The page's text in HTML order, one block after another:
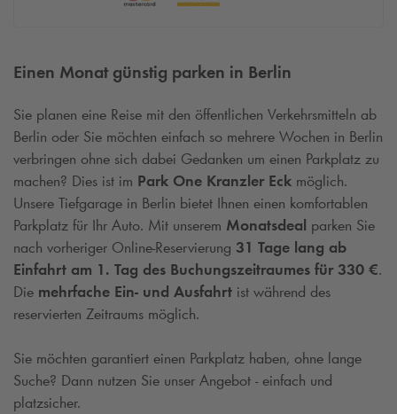
Einen Monat günstig parken in Berlin
Sie planen eine Reise mit den öffentlichen Verkehrsmitteln ab
Berlin oder Sie möchten einfach so mehrere Wochen in Berlin
verbringen ohne sich dabei Gedanken um einen Parkplatz zu
machen? Dies ist im Park One Kranzler Eck möglich.
Unsere Tiefgarage in Berlin bietet Ihnen einen komfortablen
Parkplatz für Ihr Auto. Mit unserem Monatsdeal parken Sie
nach vorheriger Online-Reservierung 31 Tage lang ab
Einfahrt am 1. Tag des Buchungszeitraumes für 330 €.
Die mehrfache Ein- und Ausfahrt ist während des
reservierten Zeitraums möglich.
Sie möchten garantiert einen Parkplatz haben, ohne lange
Suche? Dann nutzen Sie unser Angebot - einfach und
platzsicher.